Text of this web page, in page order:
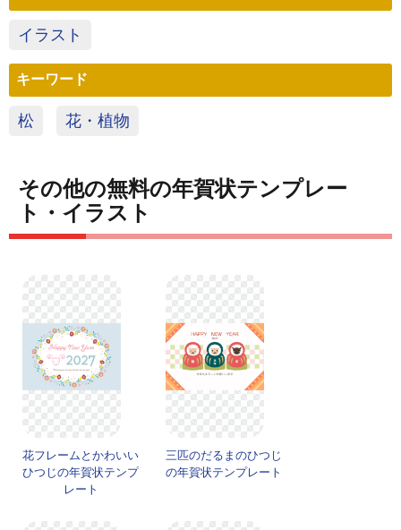
イラスト
キーワード
松 花・植物
その他の無料の年賀状テンプレー
ト・イラスト
花フレームとかわいい
ひつじの年賀状テンプ
レート
三匹のだるまのひつじ
の年賀状テンプレート